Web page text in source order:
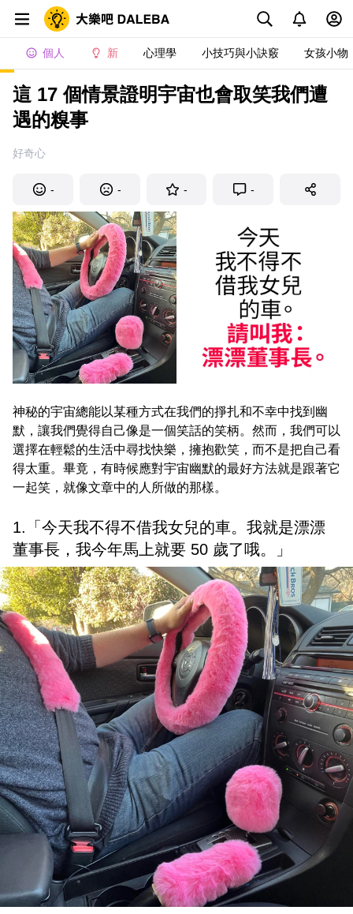
個人 新 心理學 小技巧與小訣竅 女孩小物
這 17 個情景證明宇宙也會取笑我們遭
遇的糗事
好奇心
- - - -
神秘的宇宙總能以某種方式在我們的掙扎和不幸中找到幽
默，讓我們覺得自己像是一個笑話的笑柄。然而，我們可以
選擇在輕鬆的生活中尋找快樂，擁抱歡笑，而不是把自己看
得太重。畢竟，有時候應對宇宙幽默的最好方法就是跟著它
一起笑，就像文章中的人所做的那樣。
1.「今天我不得不借我女兒的車。我就是漂漂
董事長，我今年馬上就要 50 歲了哦。」